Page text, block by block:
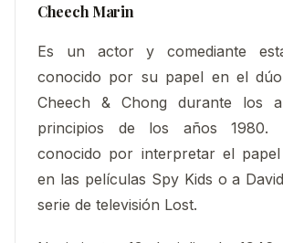
Cheech Marin
Es un actor y comediante
conocido por su papel en el
Cheech & Chong durante los
principios de los años 1980.
conocido por interpretar el
en las películas Spy Kids o a
serie de televisión Lost.